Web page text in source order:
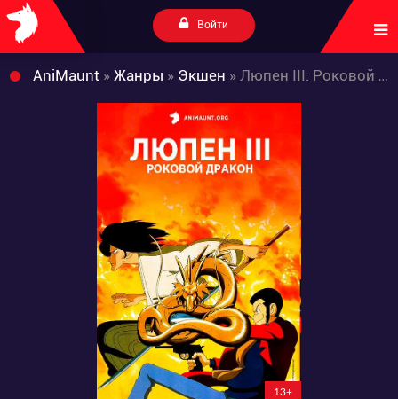
Войти
AniMaunt » Жанры » Экшен » Люпен III: Роковой дракон
13+